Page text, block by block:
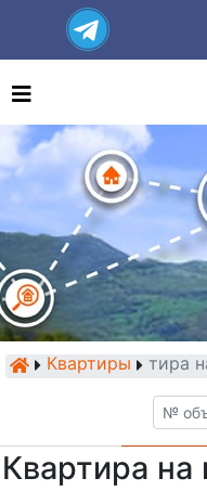
КвартирыКвартира
Квартира